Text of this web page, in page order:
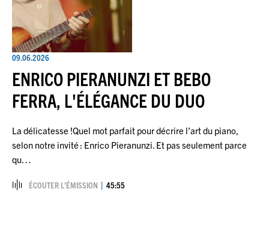
09.06.2026
ENRICO PIERANUNZI ET BEBO
FERRA, L'ÉLÉGANCE DU DUO
La délicatesse !Quel mot parfait pour décrire l’art du piano,
selon notre invité : Enrico Pieranunzi. Et pas seulement parce
qu…
ÉCOUTER L’ÉMISSION 45:55